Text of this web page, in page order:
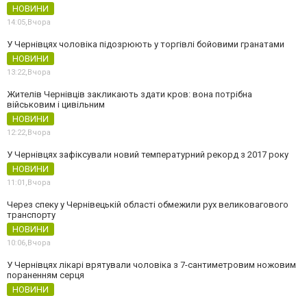
НОВИНИ
14:05, Вчора
У Чернівцях чоловіка підозрюють у торгівлі бойовими гранатами
НОВИНИ
13:22, Вчора
Жителів Чернівців закликають здати кров: вона потрібна
військовим і цивільним
НОВИНИ
12:22, Вчора
У Чернівцях зафіксували новий температурний рекорд з 2017 року
НОВИНИ
11:01, Вчора
Через спеку у Чернівецькій області обмежили рух великовагового
транспорту
НОВИНИ
10:06, Вчора
У Чернівцях лікарі врятували чоловіка з 7-сантиметровим ножовим
пораненням серця
НОВИНИ